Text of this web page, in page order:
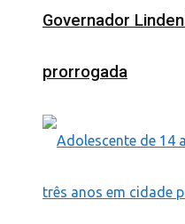
Governador
prorrogada